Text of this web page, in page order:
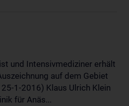
und Intensivmediziner erhält
auf dem Gebiet
1-2016) Klaus Ulrich Klein
für Anäs...